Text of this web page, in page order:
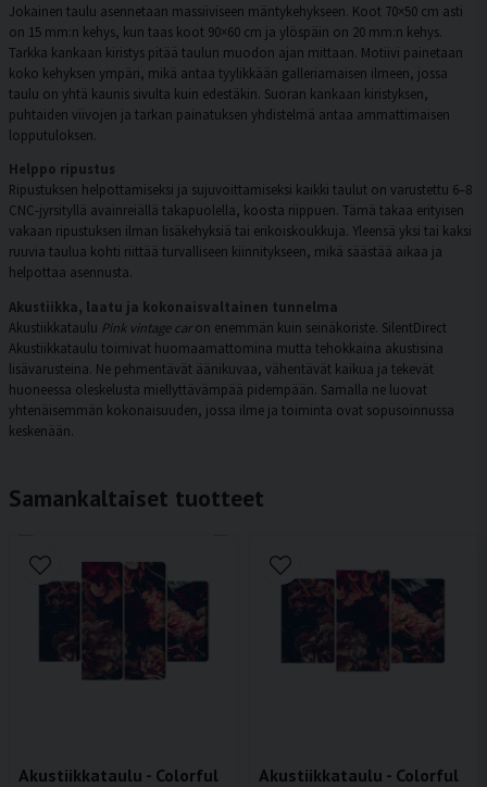
Jokainen taulu asennetaan massiiviseen mäntykehykseen. Koot 70×50 cm asti
on 15 mm:n kehys, kun taas koot 90×60 cm ja ylöspäin on 20 mm:n kehys.
Tarkka kankaan kiristys pitää taulun muodon ajan mittaan. Motiivi painetaan
koko kehyksen ympäri, mikä antaa tyylikkään galleriamaisen ilmeen, jossa
taulu on yhtä kaunis sivulta kuin edestäkin. Suoran kankaan kiristyksen,
puhtaiden viivojen ja tarkan painatuksen yhdistelmä antaa ammattimaisen
lopputuloksen.
Helppo ripustus
Ripustuksen helpottamiseksi ja sujuvoittamiseksi kaikki taulut on varustettu 6–8
CNC-jyrsityllä avainreiällä takapuolella, koosta riippuen. Tämä takaa erityisen
vakaan ripustuksen ilman lisäkehyksiä tai erikoiskoukkuja. Yleensä yksi tai kaksi
ruuvia taulua kohti riittää turvalliseen kiinnitykseen, mikä säästää aikaa ja
helpottaa asennusta.
Akustiikka, laatu ja kokonaisvaltainen tunnelma
Akustiikkataulu Pink vintage caron enemmän kuin seinäkoriste. SilentDirect
Akustiikkataulu toimivat huomaamattomina mutta tehokkaina akustisina
lisävarusteina. Ne pehmentävät äänikuvaa, vähentävät kaikua ja tekevät
huoneessa oleskelusta miellyttävämpää pidempään. Samalla ne luovat
yhtenäisemmän kokonaisuuden, jossa ilme ja toiminta ovat sopusoinnussa
keskenään.
Samankaltaiset tuotteet
Akustiikkataulu - Colorful
Akustiikkataulu - Colorful